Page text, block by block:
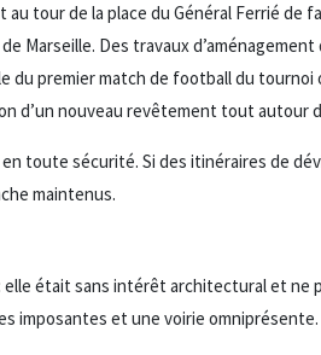
tour de la place du Général Ferrié de
Marseille. Des travaux
du premier match de football du tournoi
d’un nouveau revêtement tout autour
toute sécurité. Si des itinéraires de
maintenus.
elle était sans intérêt architectural et ne
imposantes et une voirie omniprésente.